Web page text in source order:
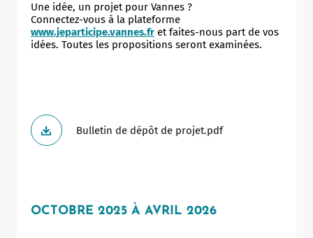
Une idée, un projet pour Vannes ?
Connectez-vous à la plateforme
www.jeparticipe.vannes.fr et faites-nous part de vos
idées. Toutes les propositions seront examinées.
Bulletin de dépôt de projet.pdf
OCTOBRE 2025 À AVRIL 2026